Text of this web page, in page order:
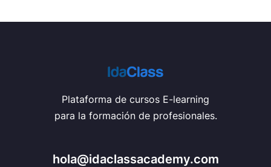
Plataforma de cursos E-learning
para la formación de profesionales.
hola@idaclassacademy.com